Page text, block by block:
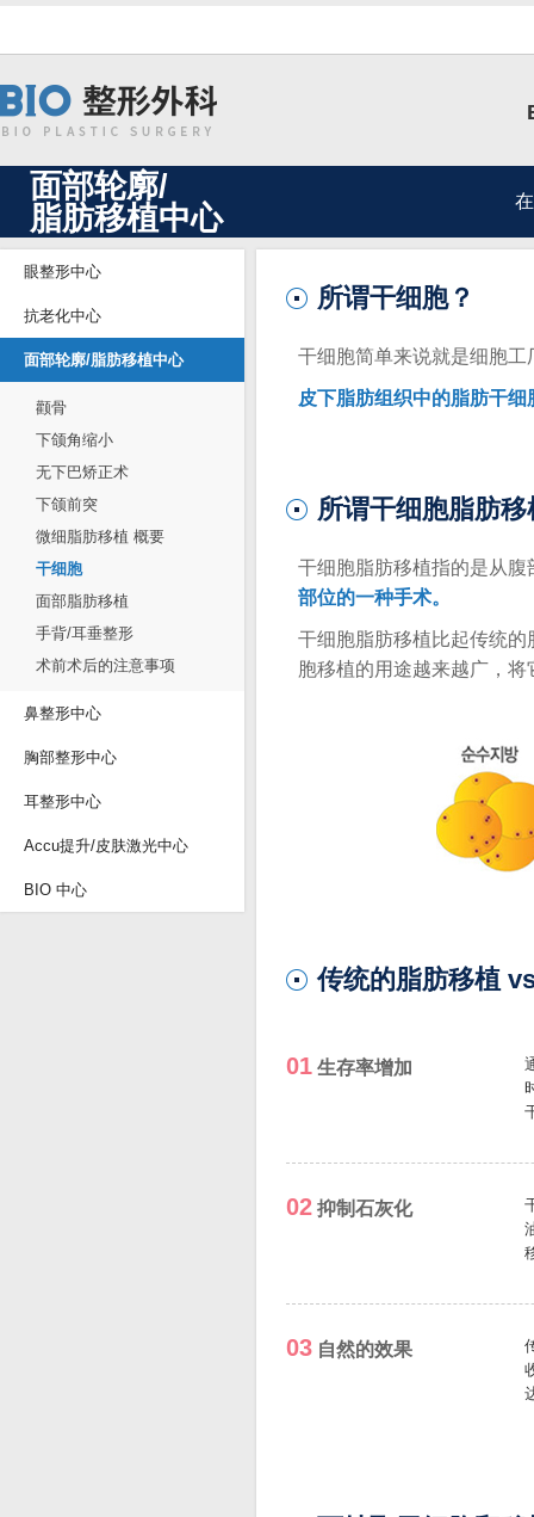
面部轮廓/
脂肪移植中心
眼整形中心
抗老化中心
面部轮廓/脂肪移植中心
颧骨
下颌角缩小
无下巴矫正术
下颌前突
微细脂肪移植 概要
干细胞
面部脂肪移植
手背/耳垂整形
术前术后的注意事项
鼻整形中心
胸部整形中心
耳整形中心
Accu提升/皮肤激光中心
BIO 中心
所谓干细胞？
干细胞简单来说就是细胞
皮下脂肪组织中的脂肪干
所谓干细胞脂肪移
干细胞脂肪移植指的是从
部位的一种手术。
干细胞脂肪移植比起传统
胞移植的用途越来越广，
传统的脂肪移植
01 生存率增加
02 抑制石灰化
03 自然的效果